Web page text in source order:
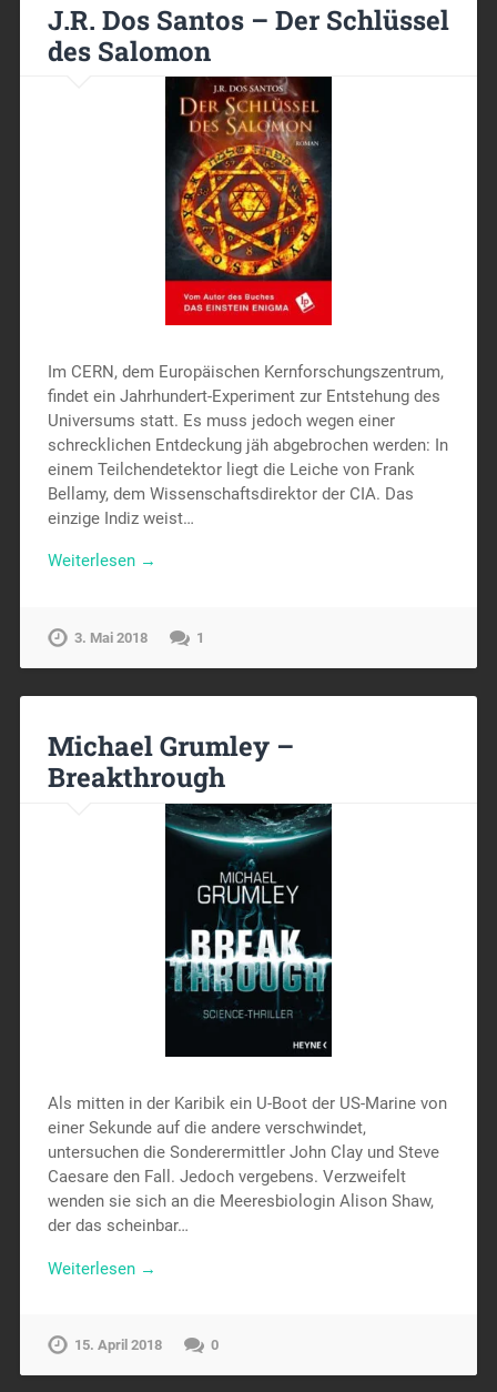
J.R. Dos Santos – Der Schlüssel
des Salomon
Im CERN, dem Europäischen Kernforschungszentrum,
findet ein Jahrhundert-Experiment zur Entstehung des
Universums statt. Es muss jedoch wegen einer
schrecklichen Entdeckung jäh abgebrochen werden: In
einem Teilchendetektor liegt die Leiche von Frank
Bellamy, dem Wissenschaftsdirektor der CIA. Das
einzige Indiz weist…
Weiterlesen →
3. Mai 2018 1
Michael Grumley –
Breakthrough
Als mitten in der Karibik ein U-Boot der US-Marine von
einer Sekunde auf die andere verschwindet,
untersuchen die Sonderermittler John Clay und Steve
Caesare den Fall. Jedoch vergebens. Verzweifelt
wenden sie sich an die Meeresbiologin Alison Shaw,
der das scheinbar…
Weiterlesen →
15. April 2018 0